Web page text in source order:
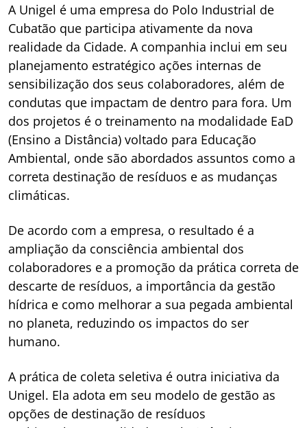
A Unigel é uma empresa do Polo Industrial de
Cubatão que participa ativamente da nova
realidade da Cidade. A companhia inclui em seu
planejamento estratégico ações internas de
sensibilização dos seus colaboradores, além de
condutas que impactam de dentro para fora. Um
dos projetos é o treinamento na modalidade EaD
(Ensino a Distância) voltado para Educação
Ambiental, onde são abordados assuntos como a
correta destinação de resíduos e as mudanças
climáticas.
De acordo com a empresa, o resultado é a
ampliação da consciência ambiental dos
colaboradores e a promoção da prática correta de
descarte de resíduos, a importância da gestão
hídrica e como melhorar a sua pegada ambiental
no planeta, reduzindo os impactos do ser
humano.
A prática de coleta seletiva é outra iniciativa da
Unigel. Ela adota em seu modelo de gestão as
opções de destinação de resíduos